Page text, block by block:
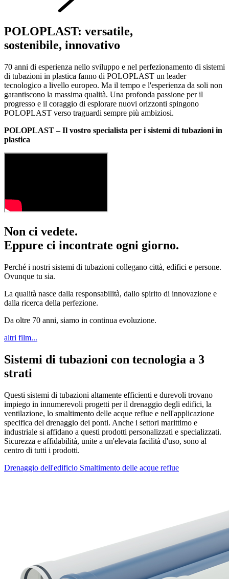
POLOPLAST: versatile,
sostenibile, innovativo
70 anni di esperienza nello sviluppo e nel perfezionamento di sistemi
di tubazioni in plastica fanno di POLOPLAST un leader
tecnologico a livello europeo. Ma il tempo e l'esperienza da soli non
garantiscono la massima qualità. Una profonda passione per il
progresso e il coraggio di esplorare nuovi orizzonti spingono
POLOPLAST verso traguardi sempre più ambiziosi.
POLOPLAST – Il vostro specialista per i sistemi di tubazioni in
plastica
Non ci vedete.
Eppure ci incontrate ogni giorno.
Perché i nostri sistemi di tubazioni collegano città, edifici e persone.
Ovunque tu sia.
La qualità nasce dalla responsabilità, dallo spirito di innovazione e
dalla ricerca della perfezione.
Da oltre 70 anni, siamo in continua evoluzione.
altri film...
Sistemi di tubazioni con tecnologia a 3
strati
Questi sistemi di tubazioni altamente efficienti e durevoli trovano
impiego in innumerevoli progetti per il drenaggio degli edifici, la
ventilazione, lo smaltimento delle acque reflue e nell'applicazione
specifica del drenaggio dei ponti. Anche i settori marittimo e
industriale si affidano a questi prodotti personalizzati e specializzati.
Sicurezza e affidabilità, unite a un'elevata facilità d'uso, sono al
centro di tutti i prodotti.
Drenaggio dell'edificio Smaltimento delle acque reflue